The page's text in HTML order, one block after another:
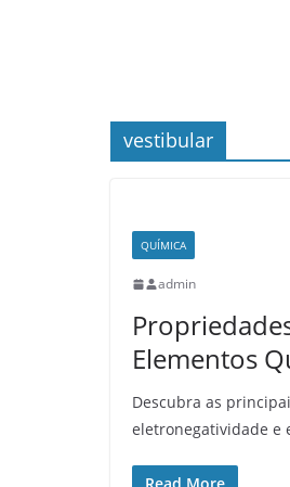
vestibular
QUÍMICA
admin
Elementos
Descubra as
eletronegatividade e